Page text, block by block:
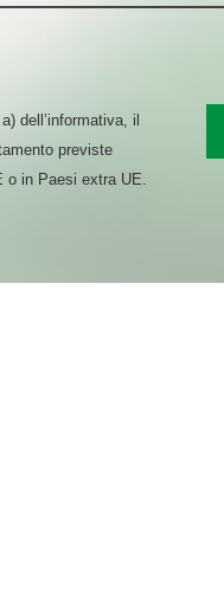
dell’informativa, il
previste
o in Paesi extra UE.